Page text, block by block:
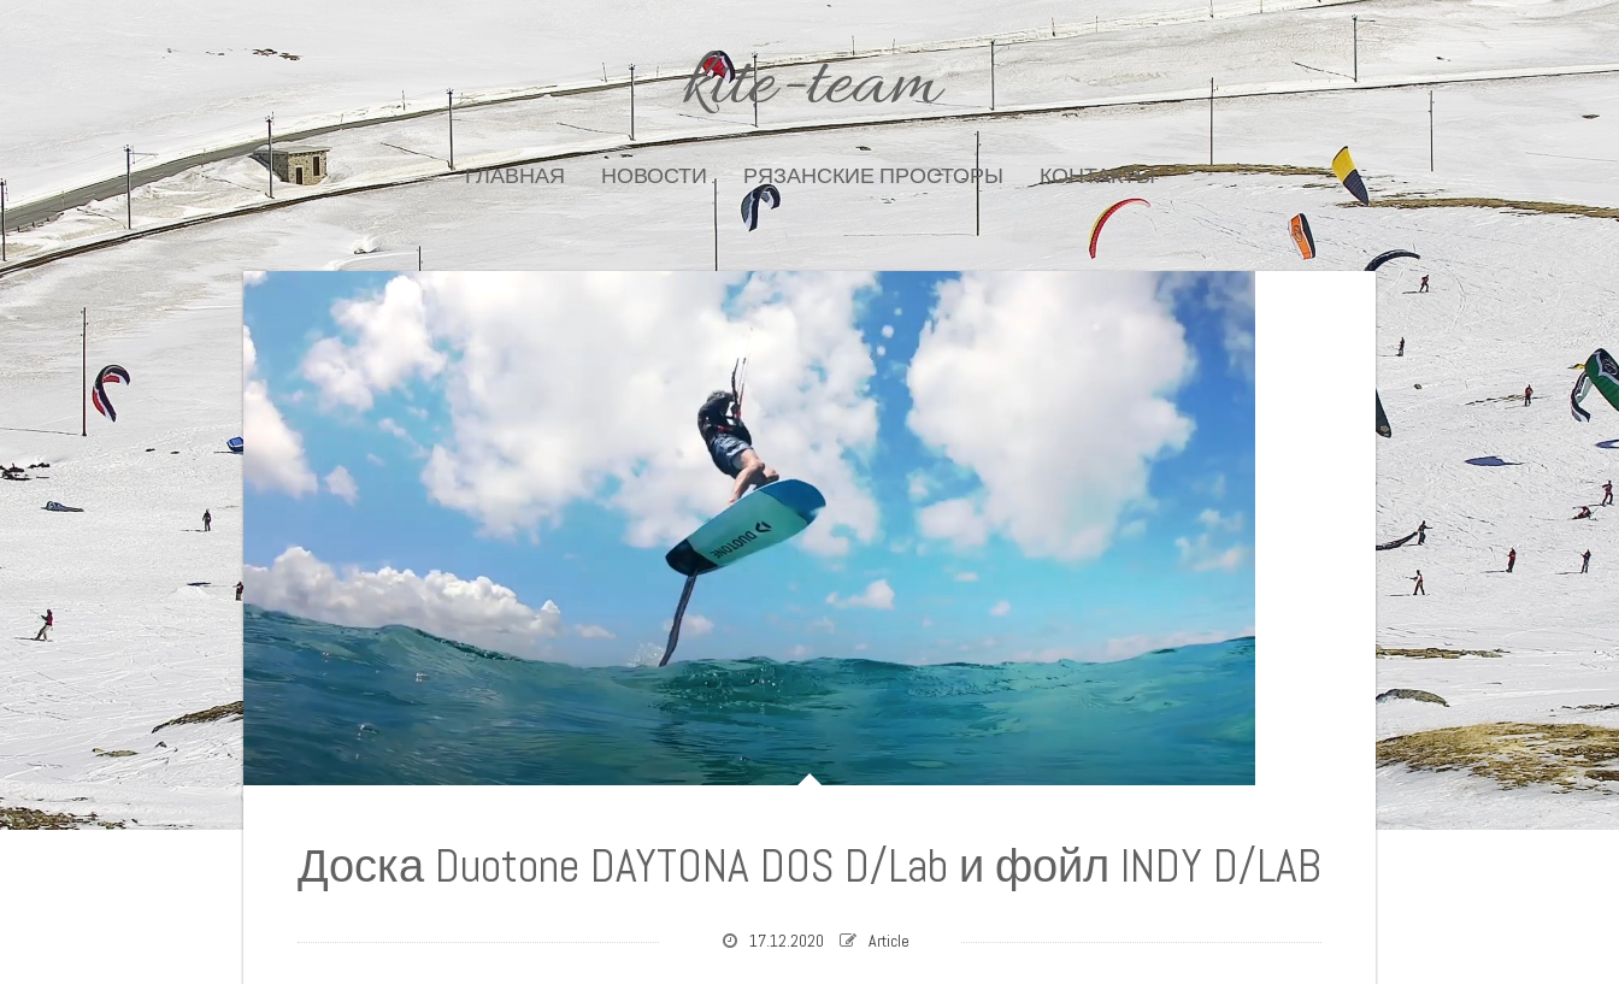
kite-team
ГЛАВНАЯ НОВОСТИ РЯЗАНСКИЕ ПРОСТОРЫ КОНТАКТЫ
Доска Duotone DAYTONA DOS D/Lab и фойл INDY D/LAB
17.12.2020 Article